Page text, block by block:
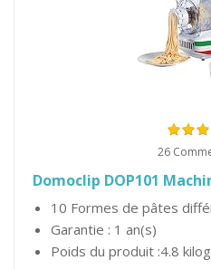
26
Domoclip DOP101
10 Formes de pâtes
Garantie : 1 an(s)
Poids du produit :4.8